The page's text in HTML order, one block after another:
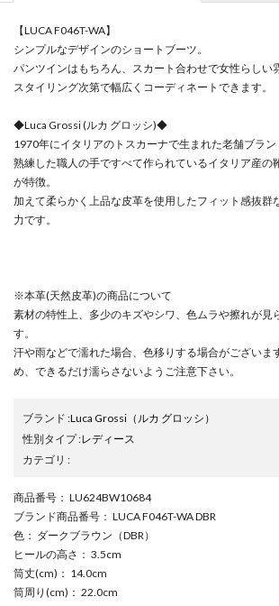
【LUCA F046T-WA】
シンプルなデザインのショートブーツ。
パンツインはもちろん、スカート合わせで女性らしい
スタイリング次第で幅広くコーディネートできます。
◆Luca Grossi (ルカ グロッシ)◆
1970年にイタリアのトスカーナで生まれた老舗ブラン
熟練した職人の手ですべて作られているイタリア産の
が特徴。
加えて柔らかく上品な皮革を使用したフィット感抜群
力です。
※本革(天然皮革)の商品について
素材の特性上、多少のキズやシワ、色ムラや擦れが見
す。
汗や雨などで濡れた場合、色移りする場合がございま
め、できるだけ濡らさないようご注意下さい。
ブランド :Luca Grossi （ルカ グロッシ）
性別タイプ:レディース
カテゴリ :
商品番号 ： LU624BW10684
ブランド商品番号 ： LUCA F046T-WA DBR
色 ： ダークブラウン（DBR）
ヒールの高さ ： 3.5cm
筒丈(cm) ： 14.0cm
筒周り(cm) ： 22.0cm